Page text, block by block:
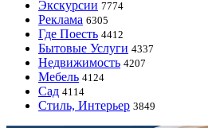
Экскурсии 7774
Реклама 6305
Где Поесть 4412
Бытовые Услуги 4337
Недвижимость 4207
Мебель 4124
Сад 4114
Стиль, Интерьер 3849